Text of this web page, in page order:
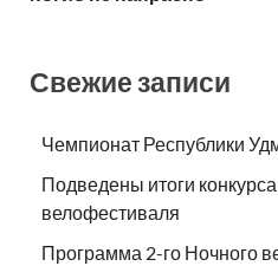
Свежие записи
Чемпионат Республики
Подведены итоги
велофестиваля
Программа 2-го Ночного